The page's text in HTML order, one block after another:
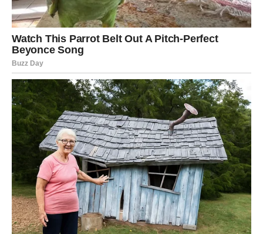
Slobodni Lavovi ulaze u fazu magnetične energije —
privlačite pažnju gde god da se pojavite. U vezi, dolazi
mir i stabilnost.
Poruka nedelje:
Ne spuštajte glavu — nebeski reflektor je ponovo na
vama.
DEVICA
Nedelja karmičkog oslobađanja i važnih promena
Device ulaze u nedelju dubokih transformacija. Bićete
hrabriji nego inače, spremni da presečete ono što vas